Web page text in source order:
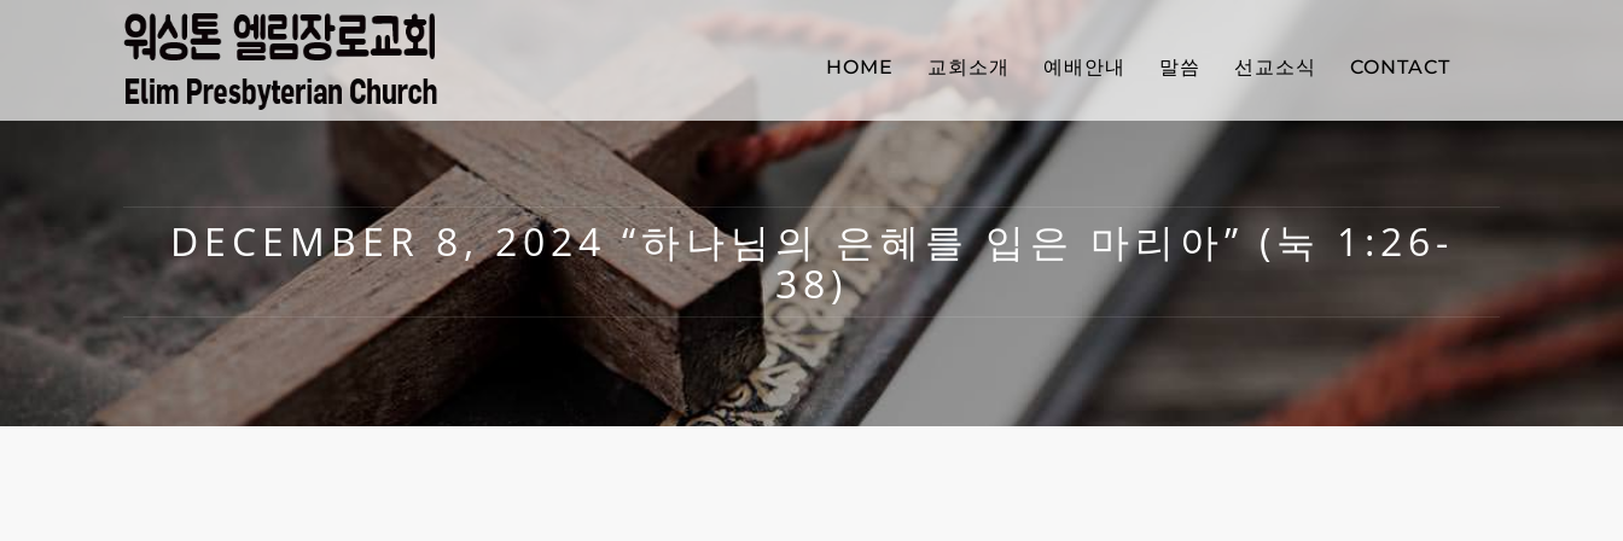
HOME 교회소개 예배안내 말씀 선교소식 CONTACT
DECEMBER 8, 2024 “하나님의 은혜를 입은 마리아” (눅 1:26-
38)